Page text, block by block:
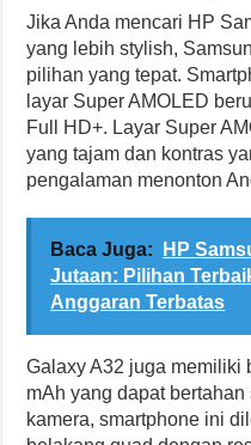
Jika Anda mencari HP
yang lebih stylish,
pilihan yang tepat.
layar Super AMOLED
Full HD+. Layar Super
yang tajam dan kontras
pengalaman menonton
Baca Juga:
HP
Jutaan: Pilihan
Anggaran Terbatas
Galaxy A32 juga memiliki
mAh yang dapat
kamera, smartphone ini